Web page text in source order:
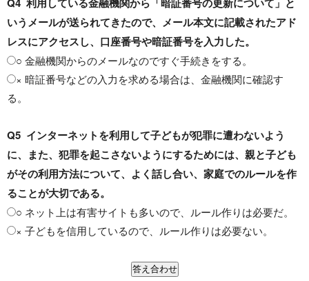
いうメールが送られてきたので、メール本文に記載されたアド
レスにアクセスし、口座番号や暗証番号を入力した。
○ 金融機関からのメールなのですぐ手続きをする。
× 暗証番号などの入力を求める場合は、金融機関に確認す
る。
Q5 インターネットを利用して子どもが犯罪に遭わないよう
に、また、犯罪を起こさないようにするためには、親と子ども
がその利用方法について、よく話し合い、家庭でのルールを作
ることが大切である。
○ ネット上は有害サイトも多いので、ルール作りは必要だ。
× 子どもを信用しているので、ルール作りは必要ない。